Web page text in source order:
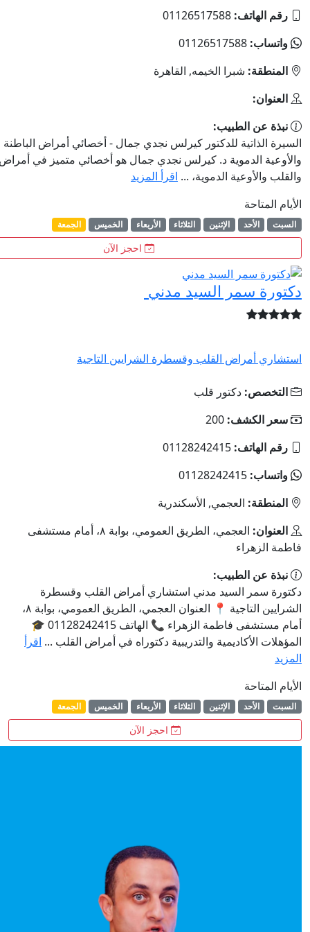
01126517588
01126517588
شبرا الخيمه, القاهرة
الطبيب:
للدكتور كيرلس نجدي جمال - أخصائي أمراض الباطنة والقلب
د. كيرلس نجدي جمال هو أخصائي متميز في أمراض الباطنة
الدموية، ... اقرأ المزيد
الإثنين الثلاثاء الأربعاء الخميس الجمعة
سمر السيد مدني
القلب وقسطرة الشرايين التاجية
دكتور قلب
200
01128242415
01128242415
العجمي, الأسكندرية
العجمي، الطريق العمومي، بوابة ٨، أمام مستشفى
الطبيب:
السيد مدني استشاري أمراض القلب وقسطرة
الشرايين التاجية 📍 العنوان العجمي، الطريق العمومي، بوابة ٨،
أمام مستشفى فاطمة الزهراء 📞 الهاتف 01128242415 🎓
والتدريبية دكتوراه في أمراض القلب ...اقرأ
الإثنين الثلاثاء الأربعاء الخميس الجمعة